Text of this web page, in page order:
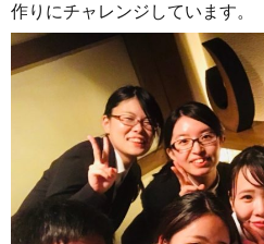
作りにチャレンジしています。